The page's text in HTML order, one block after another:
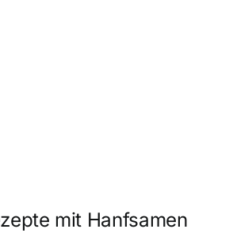
mit Hanfsamen